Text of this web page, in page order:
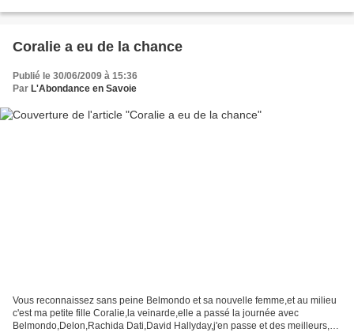
Coralie a eu de la chance
Publié le 30/06/2009 à 15:36
Par L'Abondance en Savoie
Vous reconnaissez sans peine Belmondo et sa nouvelle femme,et au milieu
c'est ma petite fille Coralie,la veinarde,elle a passé la journée avec
Belmondo,Delon,Rachida Dati,David Hallyday,j'en passe et des meilleurs,si